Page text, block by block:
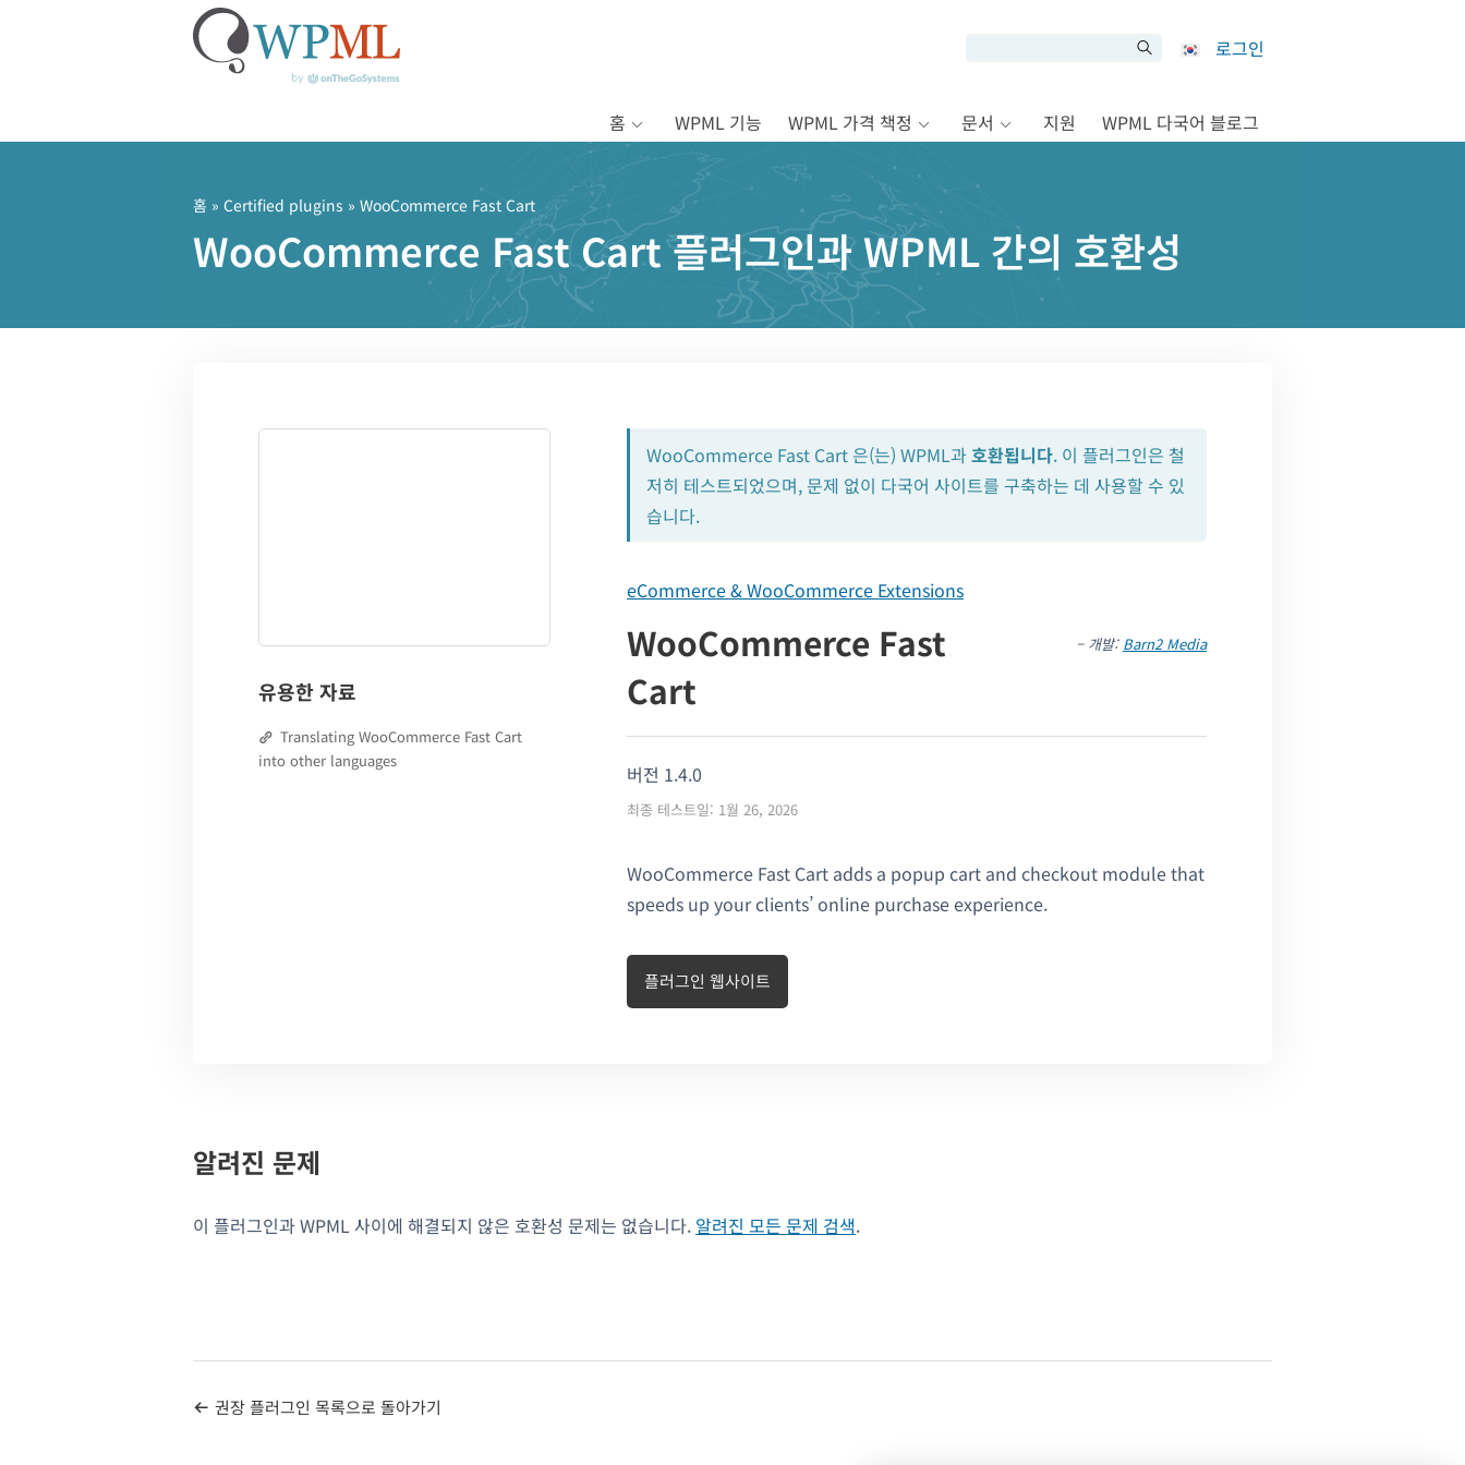
기
로그인
홈 WPML 기능 WPML 가격 책정 문서 지원 WPML 다국어 블로그
홈 » Certified plugins » WooCommerce Fast Cart
WooCommerce Fast Cart 플러그인과 WPML 간의 호환성
유용한 자료
Translating WooCommerce Fast Cart
into other languages
WooCommerce Fast Cart 은(는) WPML과호환됩니다. 이 플러그인은 철
저히 테스트되었으며, 문제 없이 다국어 사이트를 구축하는 데 사용할 수 있
습니다.
eCommerce & WooCommerce Extensions
WooCommerce Fast
Cart
– 개발: Barn2 Media
버전 1.4.0
최종 테스트일: 1월 26, 2026
WooCommerce Fast Cart adds a popup cart and checkout module that
speeds up your clients’ online purchase experience.
플러그인 웹사이트
알려진 문제
이 플러그인과 WPML 사이에 해결되지 않은 호환성 문제는 없습니다. 알려진 모든 문제 검색.
권장 플러그인 목록으로 돌아가기